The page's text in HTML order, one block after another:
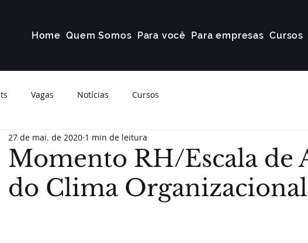
Home Quem Somos Para você Para empresas Cursos
Vagas Notícias Cursos
Momento RH/Escala de
do Clima Organizacional
27 de mai. de 2020 1 min de leitura